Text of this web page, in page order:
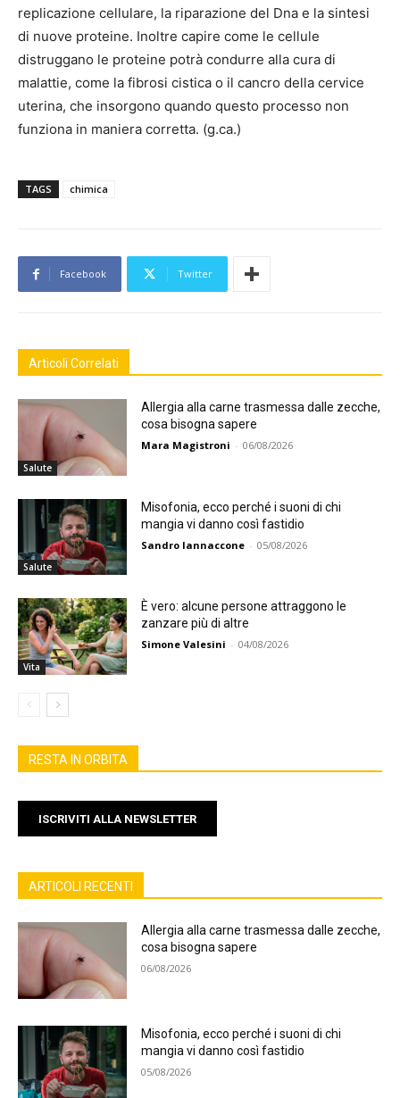
replicazione cellulare, la riparazione del Dna e la sintesi
di nuove proteine. Inoltre capire come le cellule
distruggano le proteine potrà condurre alla cura di
malattie, come la fibrosi cistica o il cancro della cervice
uterina, che insorgono quando questo processo non
funziona in maniera corretta. (g.ca.)
TAGS chimica
Facebook Twitter
Articoli Correlati
Salute
Allergia alla carne trasmessa dalle zecche,
cosa bisogna sapere
Mara Magistroni - 06/08/2026
Salute
Misofonia, ecco perché i suoni di chi
mangia vi danno così fastidio
Sandro Iannaccone - 05/08/2026
Vita
È vero: alcune persone attraggono le
zanzare più di altre
Simone Valesini - 04/08/2026
RESTA IN ORBITA
ISCRIVITI ALLA NEWSLETTER
ARTICOLI RECENTI
Allergia alla carne trasmessa dalle zecche,
cosa bisogna sapere
06/08/2026
Misofonia, ecco perché i suoni di chi
mangia vi danno così fastidio
05/08/2026